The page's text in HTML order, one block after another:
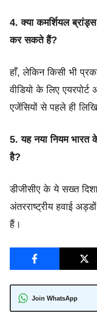
4. क्या कमर्शियल
कर सकते हैं?
हाँ, लेकिन किसी भी
वीडियो के लिए
एजेंसियों से पहले ही
5. यह नया नियम भारत
है?
डीजीसीए के ये सख्त
अंतरराष्ट्रीय हवाई
हैं।
Join WhatsApp